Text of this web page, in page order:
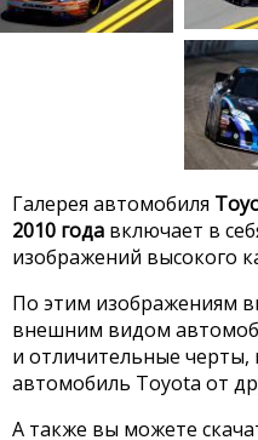
Галерея автомобиля
2010 года включает в
изображений высокого
По этим изображениям
внешним видом
и отличительные
автомобиль Toyota от
А также вы можете